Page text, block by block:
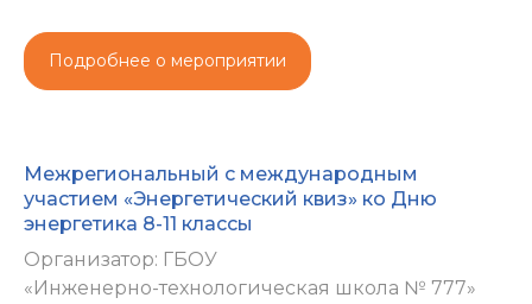
Подробнее о мероприятии
Межрегиональный с международным
участием «Энергетический квиз» ко Дню
энергетика 8-11 классы
Организатор: ГБОУ
«Инженерно-технологическая школа № 777»